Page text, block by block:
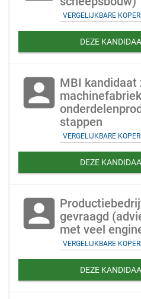
VERGELIJKBARE
DEZE
account_box MBI kandidaat
stappen
VERGELIJKBARE
DEZE
account_box gevraagd
met veel
VERGELIJKBARE
DEZE